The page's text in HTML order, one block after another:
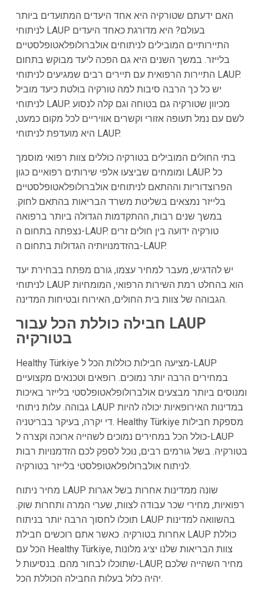
האם ידעתם שטורקיה היא אחד היעדים המתועדים ביותר
לניתוחי LAUP בעולם? היא מדורגת כאחד היעדים
התיירותיים המובילים לניתוחים אולברולופלאטופלסטיים
בלייזר. במשך השנים היא גם הפכה ליעד מבוקש בתחום
התיירות הרפואית עם תיירים רבים שמגיעים לניתוחי LAUP.
יש כל כך הרבה סיבות למה טורקיה בולטת כיעד מוביל
לניתוחי LAUP. מכיוון שטורקיה גם בטוחה וגם קלה לנסוע
לשם עם נמל תעופה אזורי וקשרים אוויריים לכל מקום כמעט,
היא מועדפת לניתוחי LAUP.
בתי החולים המובילים בטורקיה כוללים צוות רפואי מוסמך
ומומחים שביצעו אלפי שירותים רפואיים כגון LAUP. כל
הפרוצדוריות וההתאם לניתוחים אולברולופלאטופלסטיים
בלייזר נמצאים בשליטת משרד הבריאות בהתאם לחוק.
במשך שנים רבות, ההתקדמות הגדולה ביותר ברפואה
נצפתה בתחום ה-LAUP. טורקיה ידועה בין חולים זרים
בהזדמנויותיה הגדולות בתחום ה-LAUP.
יש להדגיש, מעבר למחיר עצמו, גורם מפתח בבחירת יעד
לניתוחי LAUP הוא בהחלט רמת השירות הרפואי, המומחיות
הגבוהה של צוות בית החולים, האירוח ובטיחות המדינה.
חבילה כוללת הכל עבור LAUP
בטורקיה
Healthy Türkiye מציעה חבילות כוללות הכל ל-LAUP
במחירים הרבה יותר נמוכים. רופאים וטכנאים מקצועיים
ומנוסים ביותר מבצעים אולברולופלאטופלסטי בלייזר באיכות
גבוהה. עלות ניתוחי LAUP במדינות האירופאיות יכולה להיות
די יקרה, בעיקר בבריטניה. Healthy Türkiye מספקת חבילות
כולל הכל במחירים נמוכים לשהייה ארוכה וקצרה ל-LAUP
בטורקיה. בשל גורמים רבים, נוכל לספק לכם הזדמנויות רבות
לניתוח אולברולופלאטופלסטי בלייזר בטורקיה.
מחיר ניתוח LAUP שונה ממדינות אחרות בשל אגרות
רפואיות, מחירי שכר עבודה לצוות, שערי המרה ותחרות שוק.
תוכלו לחסוך הרבה יותר בניתוח LAUP בהשוואה למדינות
אחרות בטורקיה. כאשר אתם רוכשים חבילת LAUP כוללת
הכל עם Healthy Türkiye, צוות הבריאות שלנו יציג מלונות
שתוכלו לבחור מהם. בנסיעות ל-LAUP, מחיר השהייה שלכם
יהיה כלול בעלות החבילה הכוללת הכל.